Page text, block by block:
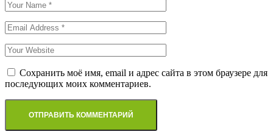
Сохранить моё имя, email и адрес сайта в этом браузере для
последующих моих комментариев.